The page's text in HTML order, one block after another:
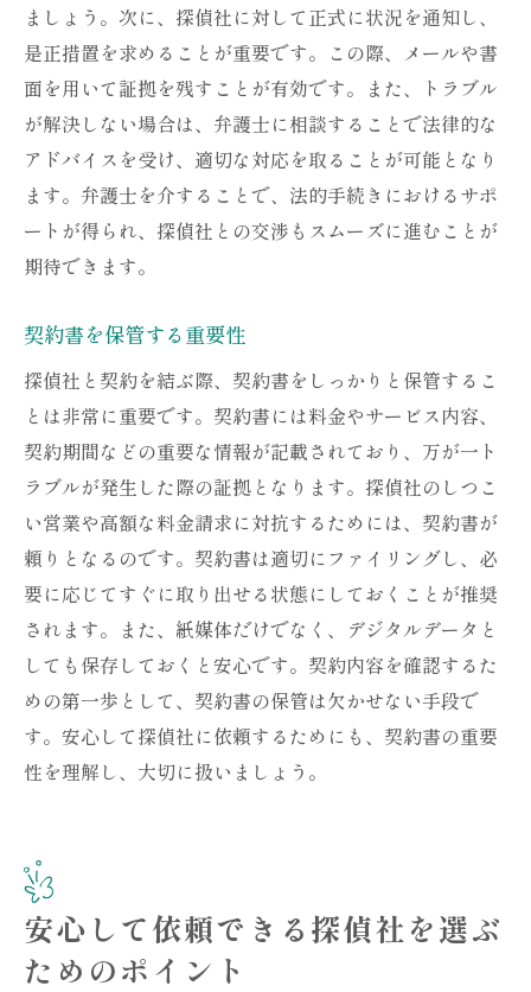
ましょう。次に、探偵社に対して正式に状況を通知し、
是正措置を求めることが重要です。この際、メールや書
面を用いて証拠を残すことが有効です。また、トラブル
が解決しない場合は、弁護士に相談することで法律的な
アドバイスを受け、適切な対応を取ることが可能となり
ます。弁護士を介することで、法的手続きにおけるサポ
ートが得られ、探偵社との交渉もスムーズに進むことが
期待できます。
契約書を保管する重要性
探偵社と契約を結ぶ際、契約書をしっかりと保管するこ
とは非常に重要です。契約書には料金やサービス内容、
契約期間などの重要な情報が記載されており、万が一ト
ラブルが発生した際の証拠となります。探偵社のしつこ
い営業や高額な料金請求に対抗するためには、契約書が
頼りとなるのです。契約書は適切にファイリングし、必
要に応じてすぐに取り出せる状態にしておくことが推奨
されます。また、紙媒体だけでなく、デジタルデータと
しても保存しておくと安心です。契約内容を確認するた
めの第一歩として、契約書の保管は欠かせない手段で
す。安心して探偵社に依頼するためにも、契約書の重要
性を理解し、大切に扱いましょう。
安心して依頼できる探偵社を選ぶ
ためのポイント